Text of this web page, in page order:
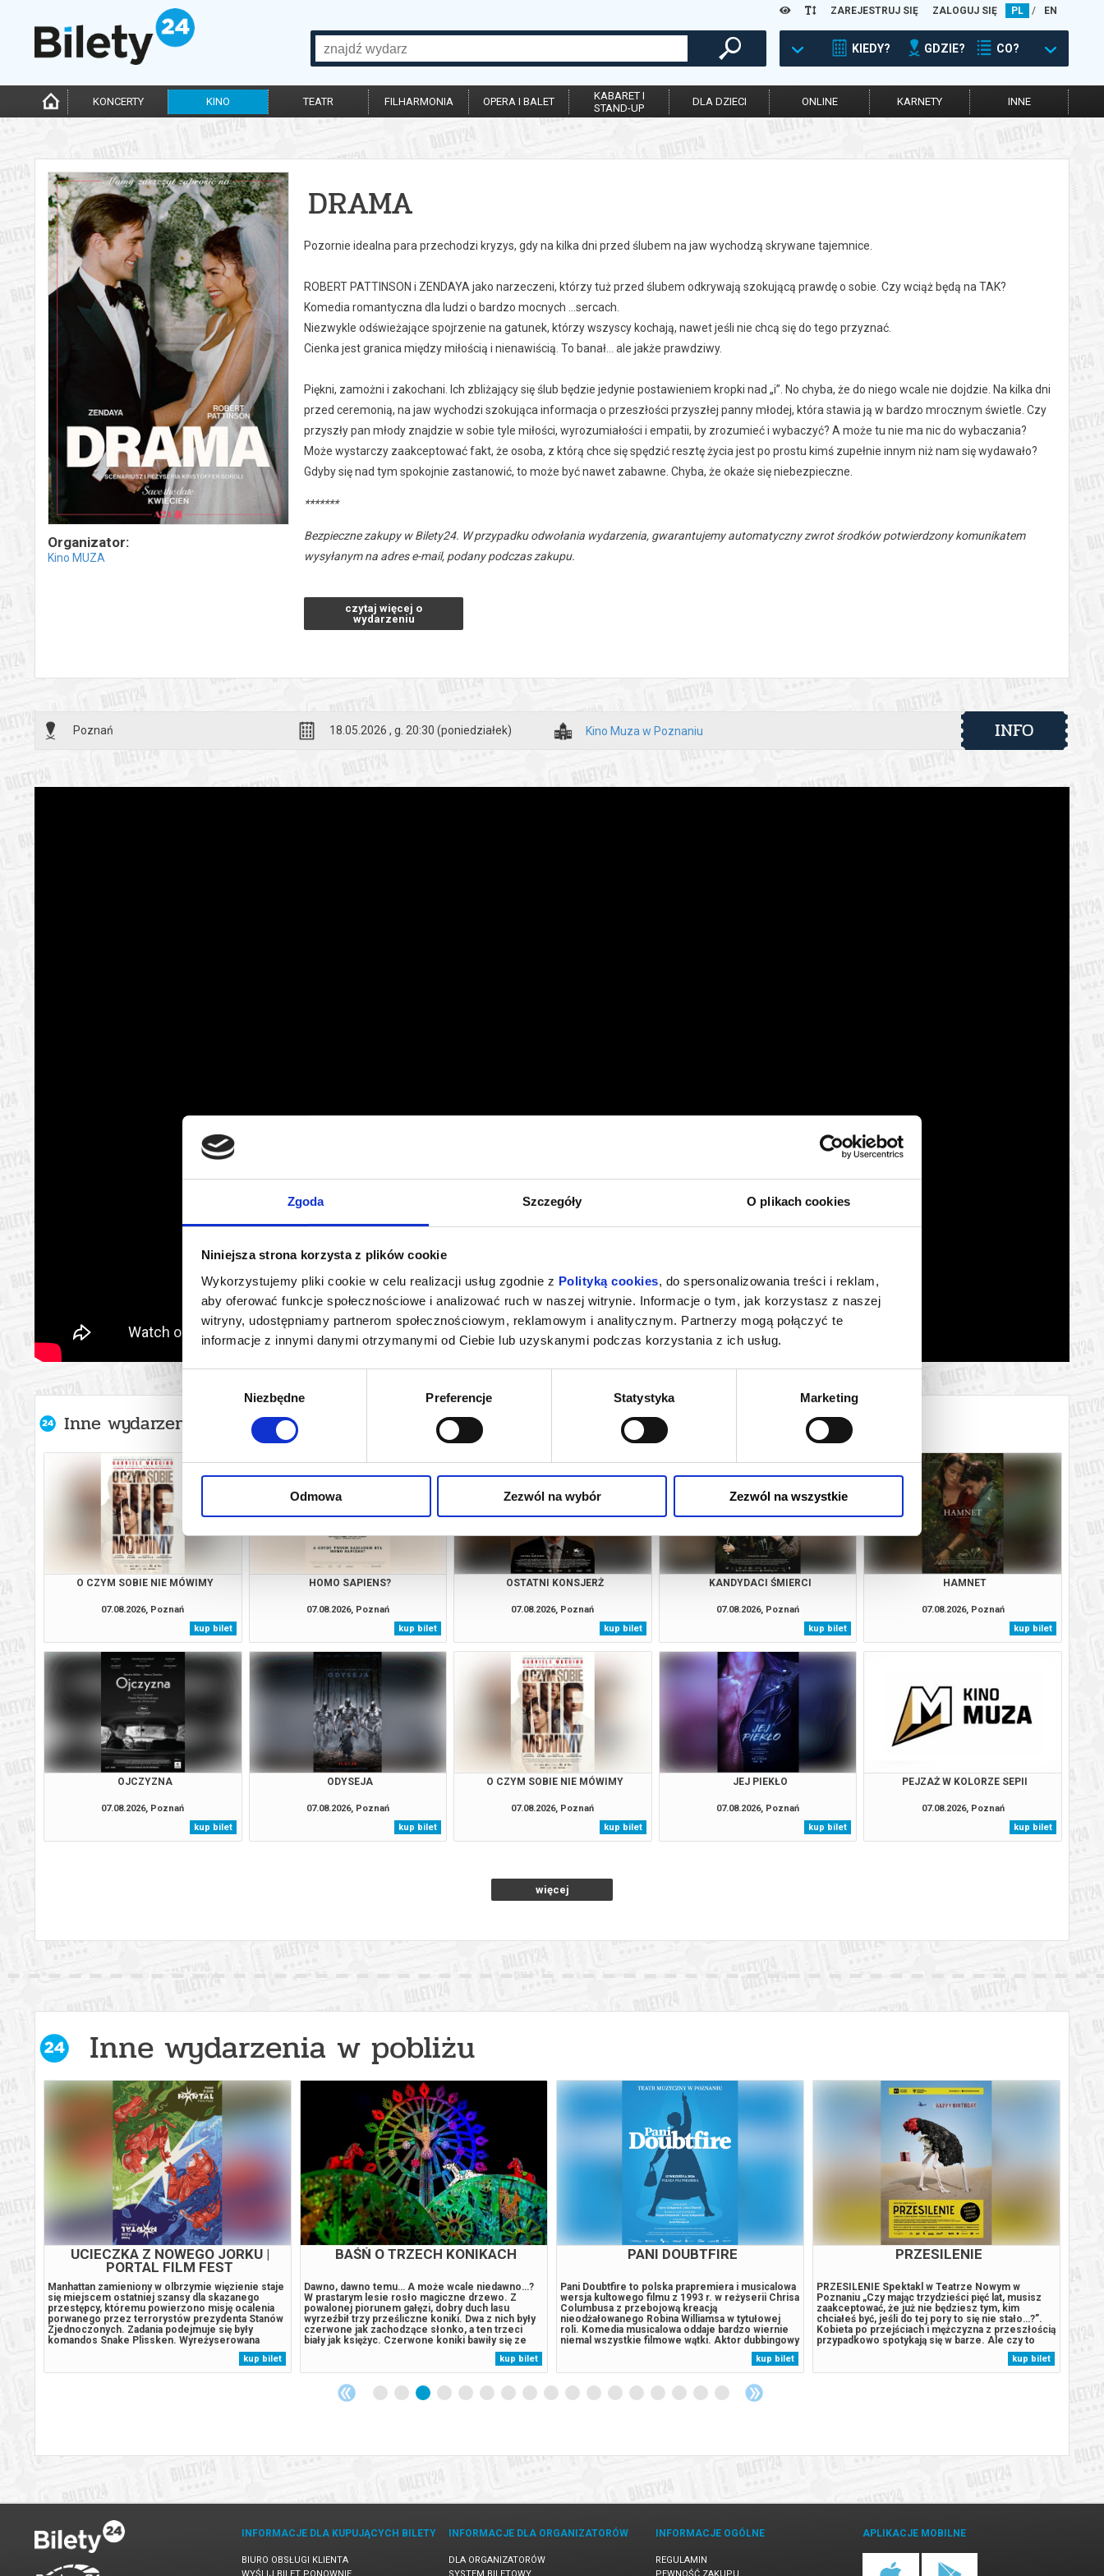
Zgoda Szczegóły O plikach cookies
Niniejsza strona korzysta z plików cookie
Wykorzystujemy pliki cookie w celu realizacji usług zgodnie z Polityką cookies, do spersonalizowania treści i reklam,
aby oferować funkcje społecznościowe i analizować ruch w naszej witrynie. Informacje o tym, jak korzystasz z naszej
witryny, udostępniamy partnerom społecznościowym, reklamowym i analitycznym. Partnerzy mogą połączyć te
informacje z innymi danymi otrzymanymi od Ciebie lub uzyskanymi podczas korzystania z ich usług.
zgody
Niezbędne Preferencje Statystyka Marketing
Odmowa Zezwól na wybór Zezwól na wszystkie
ZAREJESTRUJ SIĘ ZALOGUJ SIĘ PL / EN
KIEDY? GDZIE? CO?
KONCERTY KINO TEATR FILHARMONIA OPERA I BALET
KABARET I
STAND-UP
DLA DZIECI ONLINE KARNETY INNE
Organizator:
Kino MUZA
DRAMA
Pozornie idealna para przechodzi kryzys, gdy na kilka dni przed ślubem na jaw wychodzą skrywane tajemnice.
ROBERT PATTINSON i ZENDAYA jako narzeczeni, którzy tuż przed ślubem odkrywają szokującą prawdę o sobie. Czy wciąż będą na TAK?
Komedia romantyczna dla ludzi o bardzo mocnych …sercach.
Niezwykle odświeżające spojrzenie na gatunek, którzy wszyscy kochają, nawet jeśli nie chcą się do tego przyznać.
Cienka jest granica między miłością i nienawiścią. To banał… ale jakże prawdziwy.
Piękni, zamożni i zakochani. Ich zbliżający się ślub będzie jedynie postawieniem kropki nad „i”. No chyba, że do niego wcale nie dojdzie. Na kilka dni
przed ceremonią, na jaw wychodzi szokująca informacja o przeszłości przyszłej panny młodej, która stawia ją w bardzo mrocznym świetle. Czy
przyszły pan młody znajdzie w sobie tyle miłości, wyrozumiałości i empatii, by zrozumieć i wybaczyć? A może tu nie ma nic do wybaczania?
Może wystarczy zaakceptować fakt, że osoba, z którą chce się spędzić resztę życia jest po prostu kimś zupełnie innym niż nam się wydawało?
Gdyby się nad tym spokojnie zastanowić, to może być nawet zabawne. Chyba, że okaże się niebezpieczne.
*******
Bezpieczne zakupy w Bilety24. W przypadku odwołania wydarzenia, gwarantujemy automatyczny zwrot środków potwierdzony komunikatem
wysyłanym na adres e-mail, podany podczas zakupu.
czytaj więcej o
wydarzeniu
Poznań 18.05.2026 , g. 20:30 (poniedziałek) Kino Muza w Poznaniu INFO
Inne wydarzenia organizatora
O CZYM SOBIE NIE MÓWIMY
07.08.2026, Poznań
kup bilet
HOMO SAPIENS?
07.08.2026, Poznań
kup bilet
OSTATNI KONSJERŻ
07.08.2026, Poznań
kup bilet
KANDYDACI ŚMIERCI
07.08.2026, Poznań
kup bilet
HAMNET
07.08.2026, Poznań
kup bilet
OJCZYZNA
07.08.2026, Poznań
kup bilet
ODYSEJA
07.08.2026, Poznań
kup bilet
O CZYM SOBIE NIE MÓWIMY
07.08.2026, Poznań
kup bilet
JEJ PIEKŁO
07.08.2026, Poznań
kup bilet
PEJZAŻ W KOLORZE SEPII
07.08.2026, Poznań
kup bilet
więcej
Inne wydarzenia w pobliżu
UCIECZKA Z NOWEGO JORKU |
PORTAL FILM FEST
Manhattan zamieniony w olbrzymie więzienie staje
się miejscem ostatniej szansy dla skazanego
przestępcy, któremu powierzono misję ocalenia
porwanego przez terrorystów prezydenta Stanów
Zjednoczonych. Zadania podejmuje się były
komandos Snake Plissken. Wyreżyserowana
przez Johna Carpentera „Ucieczka z Nowego
Jorku” to jedno z najważniejszych osiągnięć kina
science fiction lat 80. – mroczna, dystopijna...
kup bilet
BAŚŃ O TRZECH KONIKACH
Dawno, dawno temu… A może wcale niedawno…?
W prastarym lesie rosło magiczne drzewo. Z
powalonej piorunem gałęzi, dobry duch lasu
wyrzeźbił trzy prześliczne koniki. Dwa z nich były
czerwone jak zachodzące słonko, a ten trzeci
biały jak księżyc. Czerwone koniki bawiły się ze
sobą i ani myślały zaprosić do zabawy białego… A
on tak bardzo chciał, by go polubiły, tak chciał być
do nich podobny, że nie zauważył,...
kup bilet
PANI DOUBTFIRE
Pani Doubtfire to polska prapremiera i musicalowa
wersja kultowego filmu z 1993 r. w reżyserii Chrisa
Columbusa z przebojową kreacją
nieodżałowanego Robina Williamsa w tytułowej
roli. Komedia musicalowa oddaje bardzo wiernie
niemal wszystkie filmowe wątki. Aktor dubbingowy
Daniel traci pracę w studio z uwagi na swą
nadmierną kreatywność, doprowadzającą do szału
szefostwo. Sam jest ojcem trójki dzieci,...
kup bilet
PRZESILENIE
PRZESILENIE Spektakl w Teatrze Nowym w
Poznaniu „Czy mając trzydzieści pięć lat, musisz
zaakceptować, że już nie będziesz tym, kim
chciałeś być, jeśli do tej pory to się nie stało…?”.
Kobieta po przejściach i mężczyzna z przeszłością
przypadkowo spotykają się w barze. Ale czy to
rzeczywiście tylko przypadek? A może samo
karkołomny rajd przez...
kup bilet
INFORMACJE DLA KUPUJĄCYCH BILETY
BIURO OBSŁUGI KLIENTA
INFORMACJE DLA ORGANIZATORÓW
DLA ORGANIZATORÓW
INFORMACJE OGÓLNE
REGULAMIN
APLIKACJE MOBILNE